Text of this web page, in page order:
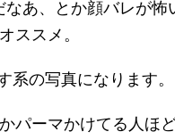
なあ、とか顔バレが怖
ススメ。
系の写真になります。
パーマかけてる人ほ